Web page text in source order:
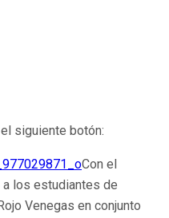
siguiente botón:
Con el
los estudiantes de
Venegas en conjunto